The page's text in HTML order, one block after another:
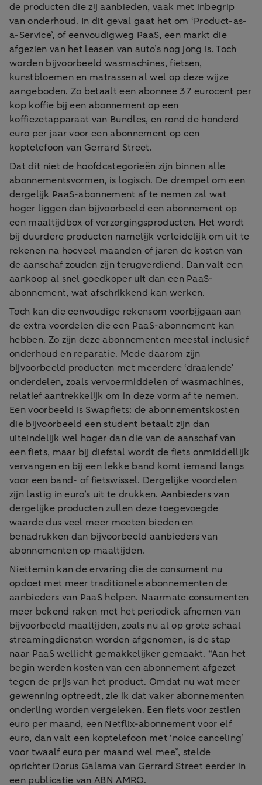
de producten die zij aanbieden, vaak met inbegrip
van onderhoud. In dit geval gaat het om ‘Product-as-
a-Service’, of eenvoudigweg PaaS, een markt die
afgezien van het leasen van auto’s nog jong is. Toch
worden bijvoorbeeld wasmachines, fietsen,
kunstbloemen en matrassen al wel op deze wijze
aangeboden. Zo betaalt een abonnee 37 eurocent per
kop koffie bij een abonnement op een
koffiezetapparaat van Bundles, en rond de honderd
euro per jaar voor een abonnement op een
koptelefoon van Gerrard Street.
Dat dit niet de hoofdcategorieën zijn binnen alle
abonnementsvormen, is logisch. De drempel om een
dergelijk PaaS-abonnement af te nemen zal wat
hoger liggen dan bijvoorbeeld een abonnement op
een maaltijdbox of verzorgingsproducten. Het wordt
bij duurdere producten namelijk verleidelijk om uit te
rekenen na hoeveel maanden of jaren de kosten van
de aanschaf zouden zijn terugverdiend. Dan valt een
aankoop al snel goedkoper uit dan een PaaS-
abonnement, wat afschrikkend kan werken.
Toch kan die eenvoudige rekensom voorbijgaan aan
de extra voordelen die een PaaS-abonnement kan
hebben. Zo zijn deze abonnementen meestal inclusief
onderhoud en reparatie. Mede daarom zijn
bijvoorbeeld producten met meerdere ‘draaiende’
onderdelen, zoals vervoermiddelen of wasmachines,
relatief aantrekkelijk om in deze vorm af te nemen.
Een voorbeeld is Swapfiets: de abonnementskosten
die bijvoorbeeld een student betaalt zijn dan
uiteindelijk wel hoger dan die van de aanschaf van
een fiets, maar bij diefstal wordt de fiets onmiddellijk
vervangen en bij een lekke band komt iemand langs
voor een band- of fietswissel. Dergelijke voordelen
zijn lastig in euro’s uit te drukken. Aanbieders van
dergelijke producten zullen deze toegevoegde
waarde dus veel meer moeten bieden en
benadrukken dan bijvoorbeeld aanbieders van
abonnementen op maaltijden.
Niettemin kan de ervaring die de consument nu
opdoet met meer traditionele abonnementen de
aanbieders van PaaS helpen. Naarmate consumenten
meer bekend raken met het periodiek afnemen van
bijvoorbeeld maaltijden, zoals nu al op grote schaal
streamingdiensten worden afgenomen, is de stap
naar PaaS wellicht gemakkelijker gemaakt. “Aan het
begin werden kosten van een abonnement afgezet
tegen de prijs van het product. Omdat nu wat meer
gewenning optreedt, zie ik dat vaker abonnementen
onderling worden vergeleken. Een fiets voor zestien
euro per maand, een Netflix-abonnement voor elf
euro, dan valt een koptelefoon met ‘noice canceling’
voor twaalf euro per maand wel mee”, stelde
oprichter Dorus Galama van Gerrard Street eerder in
een publicatie van ABN AMRO.